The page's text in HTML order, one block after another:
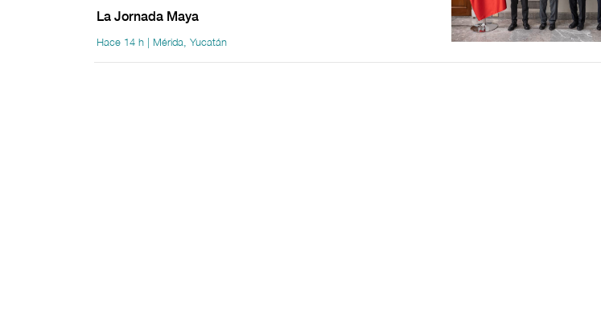
La Jornada Maya
Hace 14 h | Mérida, Yucatán